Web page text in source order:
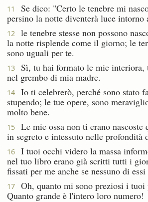
11
Se dico: "Certo le tenebre mi
persino la notte diventerà luce intorno
12
le tenebre stesse non possono
la notte risplende come il giorno; le
sono uguali per te.
13
Sì, tu hai formato le mie interiora,
nel grembo di mia madre.
14
Io ti celebrerò, perché sono stato
stupendo; le tue opere, sono
molto bene.
15
Le mie ossa non ti erano
in segreto e intessuto nelle profondità
16
I tuoi occhi videro la massa
nel tuo libro erano già scritti tutti i
fissati per me anche se nessuno di
17
Oh, quanto mi sono preziosi i
Quanto grande è l'intero loro numero!